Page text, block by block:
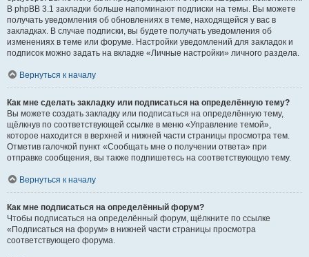
В phpBB 3.1 закладки больше напоминают подписки на темы. Вы можете
получать уведомления об обновлениях в теме, находящейся у вас в
закладках. В случае подписки, вы будете получать уведомления об
изменениях в теме или форуме. Настройки уведомлений для закладок и
подписок можно задать на вкладке «Личные настройки» личного раздела.
Вернуться к началу
Как мне сделать закладку или подписаться на определённую тему?
Вы можете создать закладку или подписаться на определённую тему,
щёлкнув по соответствующей ссылке в меню «Управление темой»,
которое находится в верхней и нижней части страницы просмотра тем.
Отметив галочкой пункт «Сообщать мне о получении ответа» при
отправке сообщения, вы также подпишетесь на соответствующую тему.
Вернуться к началу
Как мне подписаться на определённый форум?
Чтобы подписаться на определённый форум, щёлкните по ссылке
«Подписаться на форум» в нижней части страницы просмотра
соответствующего форума.